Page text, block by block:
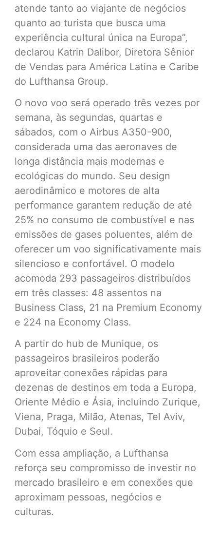
atende tanto ao viajante de negócios
quanto ao turista que busca uma
experiência cultural única na Europa”,
declarou Katrin Dalibor, Diretora Sênior
de Vendas para América Latina e Caribe
do Lufthansa Group.
O novo voo será operado três vezes por
semana, às segundas, quartas e
sábados, com o Airbus A350-900,
considerada uma das aeronaves de
longa distância mais modernas e
ecológicas do mundo. Seu design
aerodinâmico e motores de alta
performance garantem redução de até
25% no consumo de combustível e nas
emissões de gases poluentes, além de
oferecer um voo significativamente mais
silencioso e confortável. O modelo
acomoda 293 passageiros distribuídos
em três classes: 48 assentos na
Business Class, 21 na Premium Economy
e 224 na Economy Class.
A partir do hub de Munique, os
passageiros brasileiros poderão
aproveitar conexões rápidas para
dezenas de destinos em toda a Europa,
Oriente Médio e Ásia, incluindo Zurique,
Viena, Praga, Milão, Atenas, Tel Aviv,
Dubai, Tóquio e Seul.
Com essa ampliação, a Lufthansa
reforça seu compromisso de investir no
mercado brasileiro e em conexões que
aproximam pessoas, negócios e
culturas.